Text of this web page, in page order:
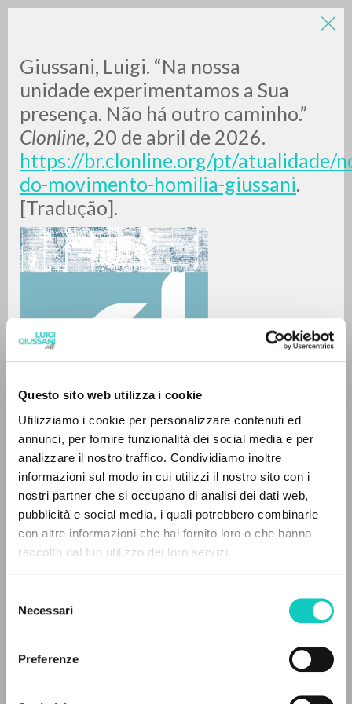
Questo sito web utilizza i cookie
Utilizziamo i cookie per personalizzare contenuti ed
annunci, per fornire funzionalità dei social media e per
analizzare il nostro traffico. Condividiamo inoltre
informazioni sul modo in cui utilizzi il nostro sito con i
nostri partner che si occupano di analisi dei dati web,
pubblicità e social media, i quali potrebbero combinarle
con altre informazioni che hai fornito loro o che hanno
raccolto dal tuo utilizzo dei loro servizi.
delNecessari
Preferenze
Giussani, Luigi. “Na nossa
unidade experimentamos a Sua
presença. Não há outro caminho.”
Clonline, 20 de abril de 2026.
https://br.clonline.org/pt/atualidade/
do-movimento-homilia-giussani.
[Tradução].
Giussani LuigiAutore
Fraternità di Comunione e Liberazione
2026
LUIGI
GIUSSANI
scritti
0DOCUMENTI TROVATI
RISULTATI SUCCESSIVI